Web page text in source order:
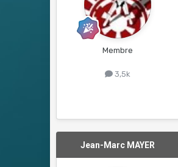
Membre
3,5k
Jean-Marc MAYER